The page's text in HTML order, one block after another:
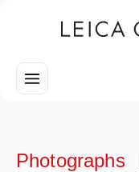
Photographs